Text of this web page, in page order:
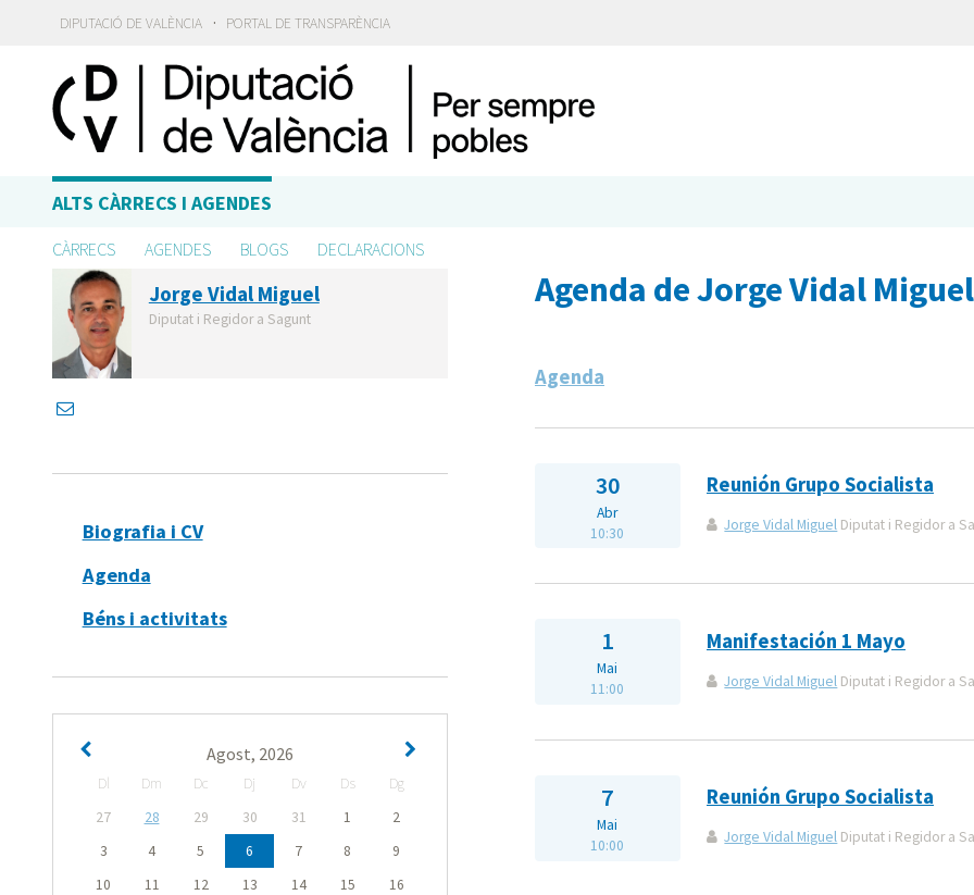
DIPUTACIÓ DE VALÈNCIA · PORTAL DE TRANSPARÈNCIA
ALTS CÀRRECS I AGENDES
CÀRRECS AGENDES BLOGS DECLARACIONS
Jorge Vidal Miguel
Diputat i Regidor a Sagunt
Biografia i CV
Agenda
Béns i activitats
Agost, 2026
Dl Dm Dc Dj Dv Ds
Dg
27
28 29 30 31 1
2
3
4 5 6 7 8
9
10
11 12 13 14 15
16
Agenda de Jorge Vidal Miguel
Agenda
30
Abr
10:30
Reunión Grupo Socialista
Jorge Vidal Miguel Diputat i Regidor a
1
Mai
11:00
Manifestación 1 Mayo
Jorge Vidal Miguel Diputat i Regidor a
7
Mai
10:00
Reunión Grupo Socialista
Jorge Vidal Miguel Diputat i Regidor a